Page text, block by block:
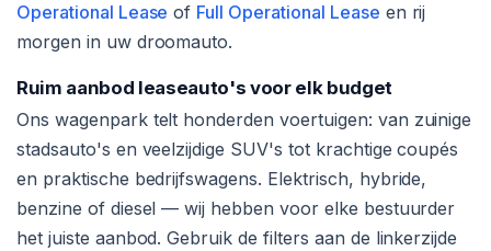
Operational Lease of Full Operational Lease en rij
morgen in uw droomauto.
Ruim aanbod leaseauto's voor elk budget
Ons wagenpark telt honderden voertuigen: van zuinige
stadsauto's en veelzijdige SUV's tot krachtige coupés
en praktische bedrijfswagens. Elektrisch, hybride,
benzine of diesel — wij hebben voor elke bestuurder
het juiste aanbod. Gebruik de filters aan de linkerzijde